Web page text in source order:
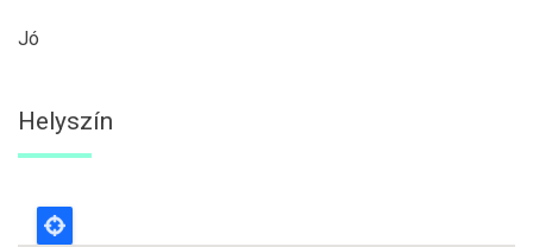
Jó
Helyszín